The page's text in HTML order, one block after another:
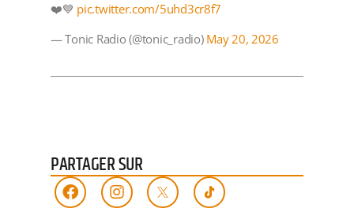
❤️💙 pic.twitter.com/5uhd3cr8f7
— Tonic Radio (@tonic_radio) May 20, 2026
PARTAGER SUR